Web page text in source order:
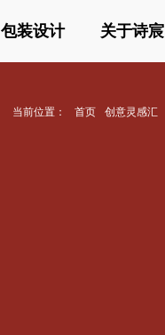
包装设计 关于诗宸
当前位置： 首页 创意灵感汇